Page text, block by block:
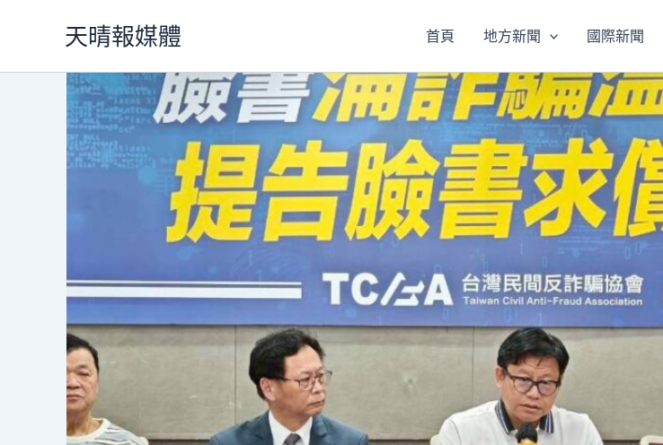
天晴報媒體 首頁 地方新聞 國際新聞